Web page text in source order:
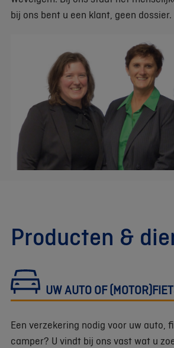
bij ons bent u een klant, geen dossier.
Producten &
UW AUTO OF
Een verzekering nodig voor uw auto,
camper? U vindt bij ons vast wat u